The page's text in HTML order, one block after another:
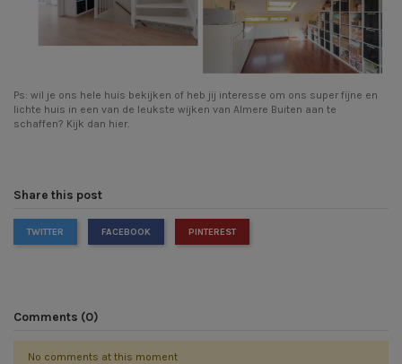
Ps: wil je ons hele huis bekijken of heb jij interesse om ons super fijne en
lichte huis in een van de leukste wijken van Almere Buiten aan te
schaffen? Kijk dan hier.
Share this post
TWITTER FACEBOOK PINTEREST
Comments (0)
No comments at this moment